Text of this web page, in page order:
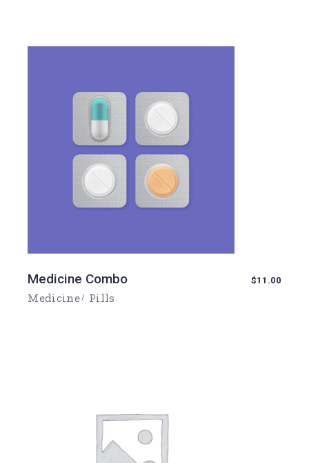
Medicine Combo $11.00
Medicine Pills